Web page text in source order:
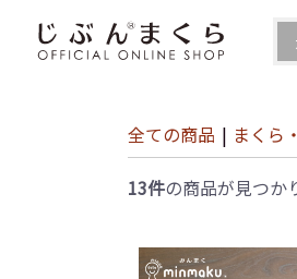
全ての商品 | まくら
13件の商品が見つか